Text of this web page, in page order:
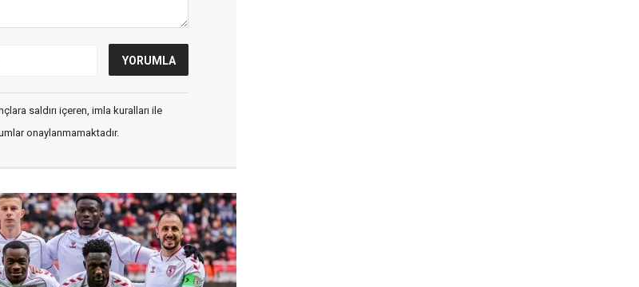
saldırı içeren, imla kuralları ile
onaylanmamaktadır.